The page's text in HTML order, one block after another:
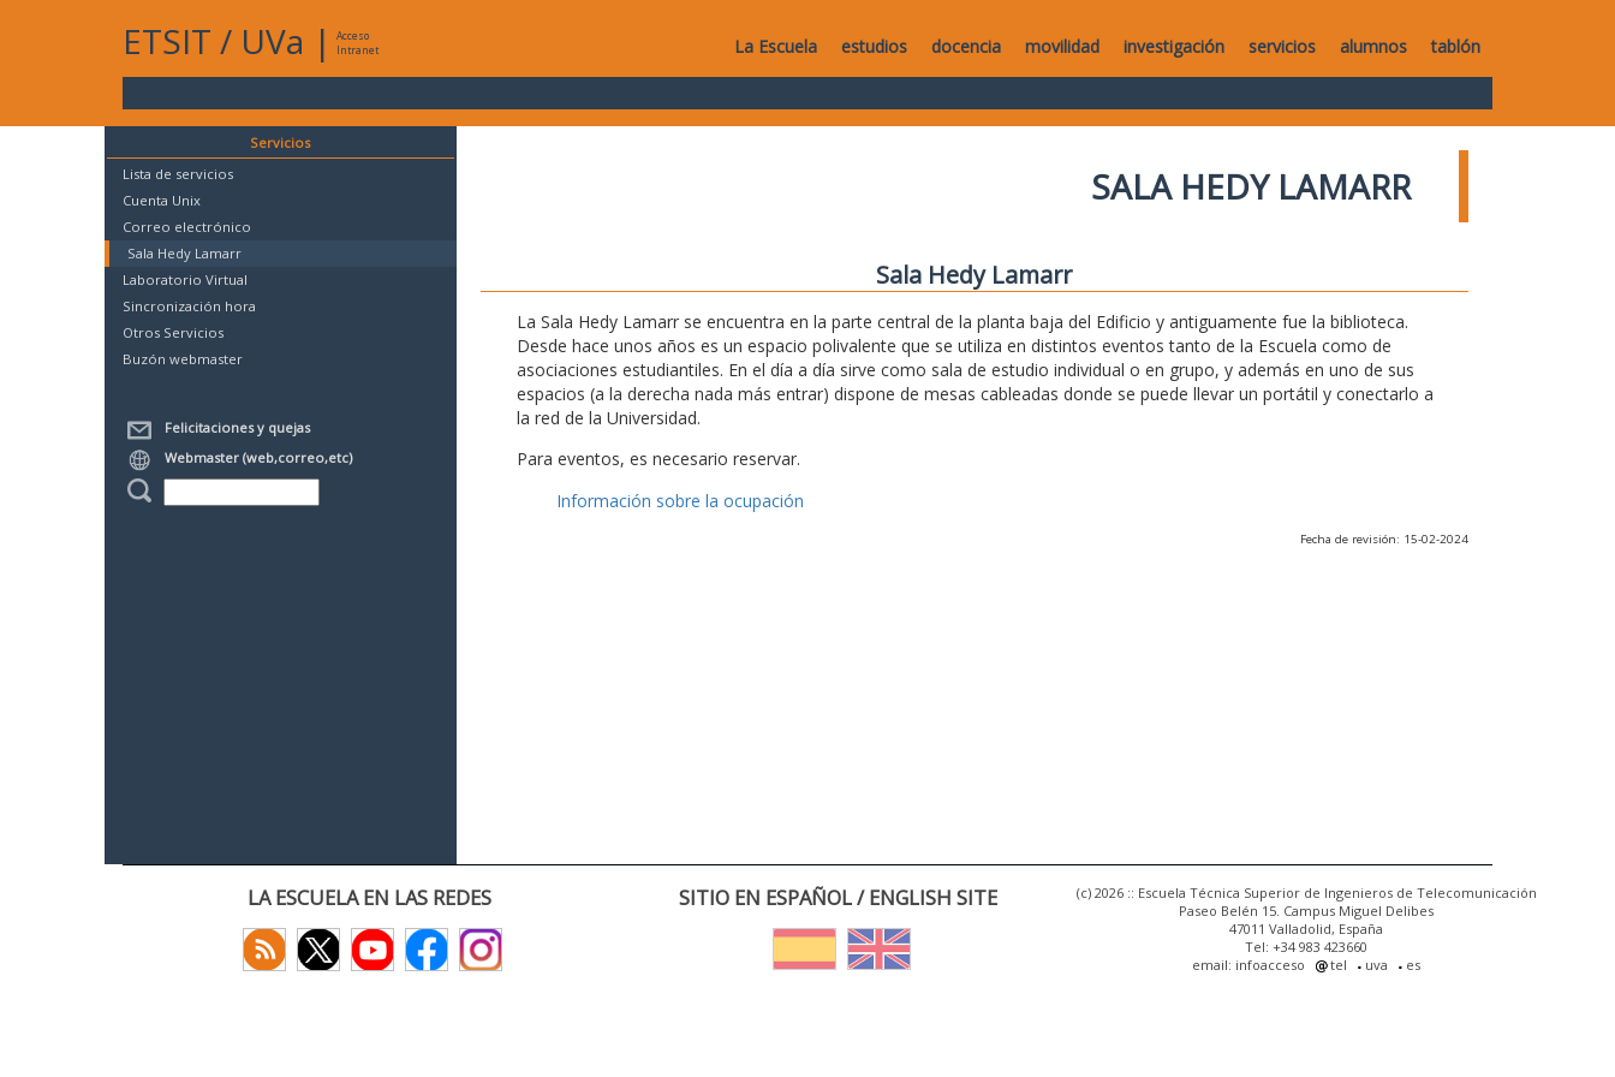
ETSIT / UVa |
Acceso
Intranet
La Escuela estudios docencia movilidad investigación servicios alumnos tablón
Servicios
Lista de servicios
Cuenta Unix
Correo electrónico
Sala Hedy Lamarr
Laboratorio Virtual
Sincronización hora
Otros Servicios
Buzón webmaster
Felicitaciones y quejas
Webmaster (web,correo,etc)
SALA HEDY LAMARR
Sala Hedy Lamarr
La Sala Hedy Lamarr se encuentra en la parte central de la planta baja del Edificio y antiguamente fue la biblioteca.
Desde hace unos años es un espacio polivalente que se utiliza en distintos eventos tanto de la Escuela como de
asociaciones estudiantiles. En el día a día sirve como sala de estudio individual o en grupo, y además en uno de sus
espacios (a la derecha nada más entrar) dispone de mesas cableadas donde se puede llevar un portátil y conectarlo a
la red de la Universidad.
Para eventos, es necesario reservar.
Información sobre la ocupación
Fecha de revisión: 15-02-2024
LA ESCUELA EN LAS REDES SITIO EN ESPAÑOL / ENGLISH SITE
(c) 2026 :: Escuela Técnica Superior de Ingenieros de Telecomunicación
Paseo Belén 15. Campus Miguel Delibes
47011 Valladolid, España
Tel: +34 983 423660
email: infoacceso
tel uva es